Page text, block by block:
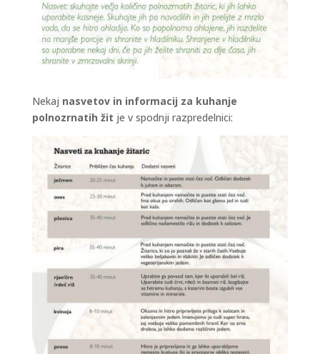
Nekaj nasvetov in informacij za kuhanje
polnozrnatih žit je v spodnji razpredelnici: